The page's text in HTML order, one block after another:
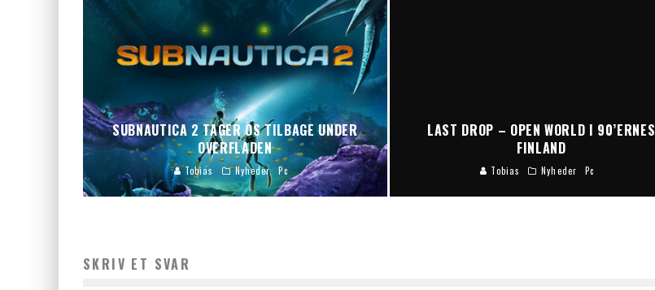
SUBNAUTICA 2 TAGER OS TILBAGE UNDER
OVERFLADEN
Tobias Nyheder Pc
LAST DROP – OPEN WORLD I 90’ERNES
FINLAND
Tobias Nyheder Pc
SKRIV ET SVAR